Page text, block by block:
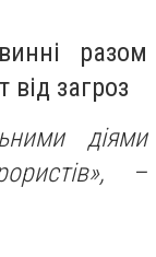
разом
від загроз
діями
–